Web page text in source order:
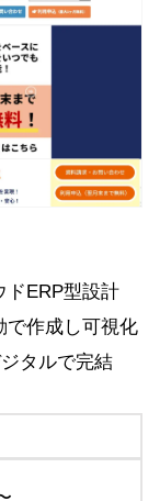
ドERP型設計
で作成し可視化
タルで完結